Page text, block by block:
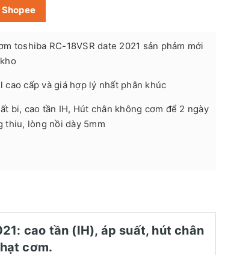
toshiba RC-18VSR date 2021 sản phảm mới
cao cấp và giá hợp lý nhất phân khúc
bi, cao tần IH, Hút chân không cơm để 2 ngày
thiu, lòng nồi dày 5mm
cao tần (IH), áp suất, hút chân
cơm.